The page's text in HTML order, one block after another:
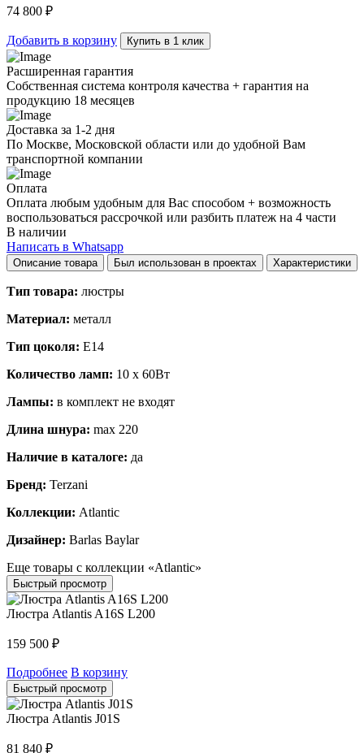
L120
quantity
74 800 ₽
Добавить в корзину Купить в 1 клик
Расширенная гарантия
Собственная система контроля качества + гарантия на
продукцию 18 месяцев
Доставка за 1-2 дня
По Москве, Московской области или до удобной Вам
транспортной компании
Оплата
Оплата любым удобным для Вас способом + возможность
воспользоваться рассрочкой или разбить платеж на 4 части
В наличии
Написать в Whatsapp
Описание товара Был использован в проектах Характеристики
Тип товара: люстры
Материал: металл
Тип цоколя: E14
Количество ламп: 10 x 60Вт
Лампы: в комплект не входят
Длина шнура: max 220
Наличие в каталоге: да
Бренд: Terzani
Коллекции: Atlantic
Дизайнер: Barlas Baylar
Еще товары с коллекции «Atlantic»
Быстрый просмотр
Люстра Atlantis A16S L200
159 500 ₽
Подробнее В корзину
Быстрый просмотр
Люстра Atlantis J01S
81 840 ₽